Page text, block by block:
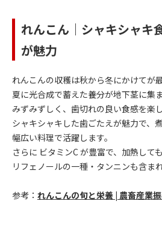
れんこん｜シャキシャキ
が魅力
れんこんの収穫は秋から冬にかけてが
夏に光合成で蓄えた養分が地下茎に集
みずみずしく、歯切れの良い食感を楽し
シャキシャキした歯ごたえが魅力で、
幅広い料理で活躍します。
さらに ビタミンC が豊富で、加熱して
リフェノールの一種・タンニンも含ま
参考： れんこんの旬と栄養 | 農畜産業